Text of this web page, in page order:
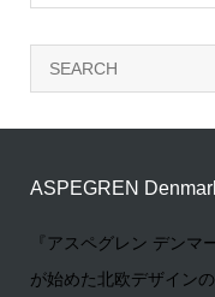
ASPEGREN
『アスペグレン デン
が始めた北欧デザイン